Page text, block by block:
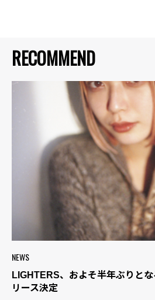
RECOMMEND
NEWS
LIGHTERS、およそ半年ぶりと
リース決定